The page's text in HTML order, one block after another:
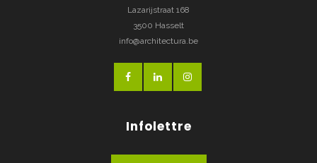
Lazarijstraat 168
3500 Hasselt
info@architectura.be
Infolettre